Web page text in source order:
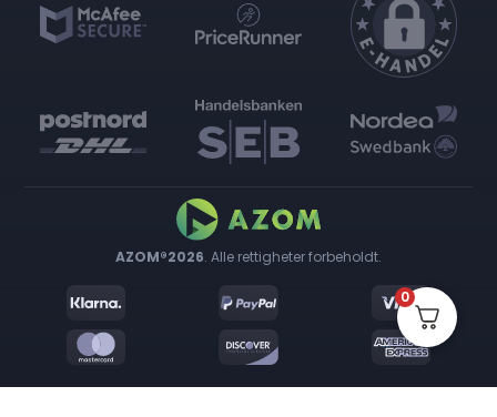
AZOM®2026. Alle rettigheter forbeholdt.
0